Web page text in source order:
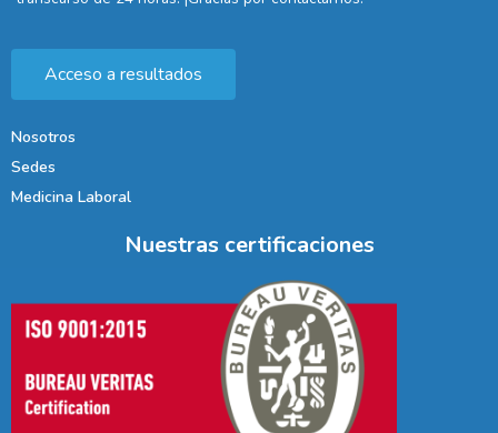
Acceso a resultados
Nosotros
Sedes
Medicina Laboral
Nuestras certificaciones